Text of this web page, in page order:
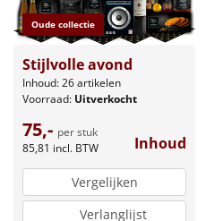
Oude collectie
Stijlvolle avond
Inhoud: 26 artikelen
Voorraad: Uitverkocht
75,- per stuk
85,81 incl. BTW Inhoud
Vergelijken
Verlanglijst